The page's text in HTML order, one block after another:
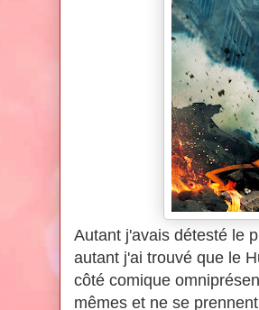
Autant j'avais détesté le
autant j'ai trouvé que le
côté comique
mêmes et ne se